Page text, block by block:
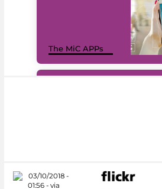
The MiC APPs